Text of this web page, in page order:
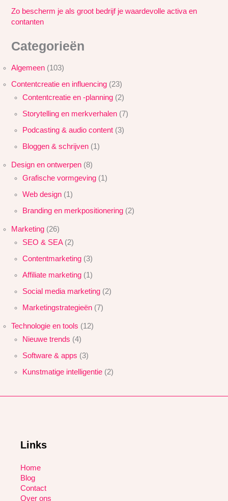
Zo bescherm je als groot bedrijf je waardevolle activa en
contanten
Categorieën
Algemeen (103)
Contentcreatie en influencing (23)
Contentcreatie en -planning (2)
Storytelling en merkverhalen (7)
Podcasting & audio content (3)
Bloggen & schrijven (1)
Design en ontwerpen (8)
Grafische vormgeving (1)
Web design (1)
Branding en merkpositionering (2)
Marketing (26)
SEO & SEA(2)
Contentmarketing (3)
Affiliate marketing (1)
Social media marketing (2)
Marketingstrategieën (7)
Technologie en tools (12)
Nieuwe trends (4)
Software & apps (3)
Kunstmatige intelligentie (2)
Links
Home
Blog
Contact
Over ons